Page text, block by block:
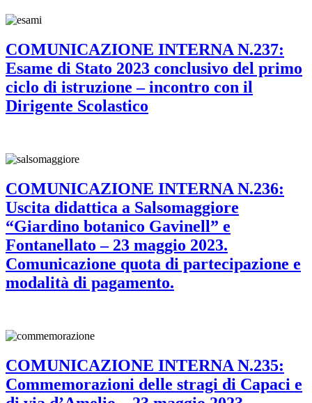
COMUNICAZIONE INTERNA N.237:
Esame di Stato 2023 conclusivo del primo
ciclo di istruzione – incontro con il
Dirigente Scolastico
COMUNICAZIONE INTERNA N.236:
Uscita didattica a Salsomaggiore
“Giardino botanico Gavinell” e
Fontanellato – 23 maggio 2023.
Comunicazione quota di partecipazione e
modalità di pagamento.
COMUNICAZIONE INTERNA N.235:
Commemorazioni delle stragi di Capaci e